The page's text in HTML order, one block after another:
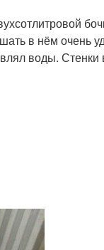
в нём очень
воды. Стенки